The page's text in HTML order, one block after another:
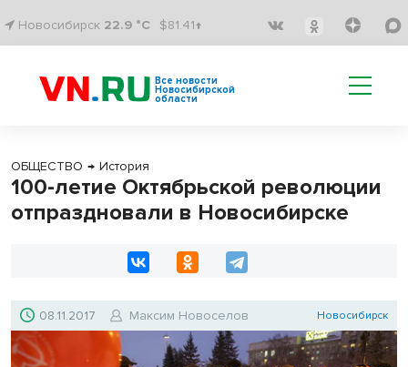
Новосибирск 22.9 °C $81.41↑
Все новости
Новосибирской
области
ОБЩЕСТВО → История
100-летие Октябрьской революции
отпраздновали в Новосибирске
08.11.2017 Максим Новоселов Новосибирск